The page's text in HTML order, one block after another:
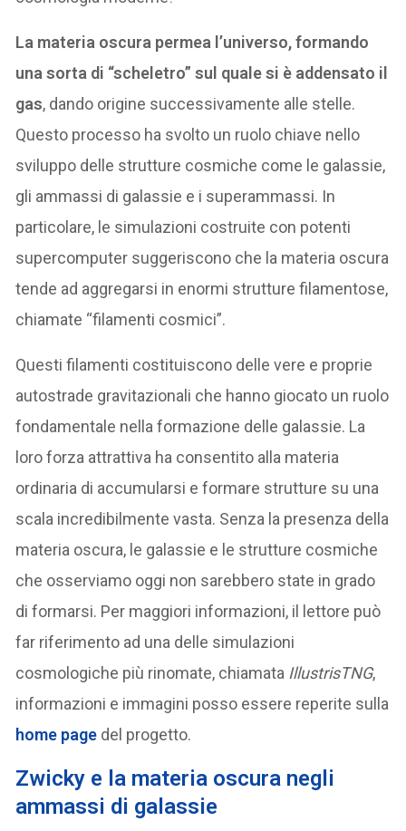
La materia oscura permea l’universo, formando
una sorta di “scheletro” sul quale si è addensato il
gas, dando origine successivamente alle stelle.
Questo processo ha svolto un ruolo chiave nello
sviluppo delle strutture cosmiche come le galassie,
gli ammassi di galassie e i superammassi. In
particolare, le simulazioni costruite con potenti
supercomputer suggeriscono che la materia oscura
tende ad aggregarsi in enormi strutture filamentose,
chiamate “filamenti cosmici”.
Questi filamenti costituiscono delle vere e proprie
autostrade gravitazionali che hanno giocato un ruolo
fondamentale nella formazione delle galassie. La
loro forza attrattiva ha consentito alla materia
ordinaria di accumularsi e formare strutture su una
scala incredibilmente vasta. Senza la presenza della
materia oscura, le galassie e le strutture cosmiche
che osserviamo oggi non sarebbero state in grado
di formarsi. Per maggiori informazioni, il lettore può
far riferimento ad una delle simulazioni
cosmologiche più rinomate, chiamata IllustrisTNG,
informazioni e immagini posso essere reperite sulla
home page del progetto.
Zwicky e la materia oscura negli
ammassi di galassie